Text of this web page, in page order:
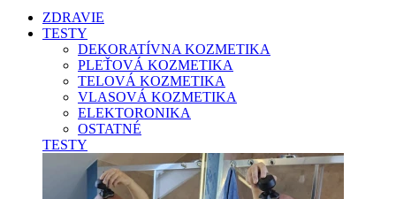
ZDRAVIE
TESTY
DEKORATÍVNA KOZMETIKA
PLEŤOVÁ KOZMETIKA
TELOVÁ KOZMETIKA
VLASOVÁ KOZMETIKA
ELEKTORONIKA
OSTATNÉ
TESTY